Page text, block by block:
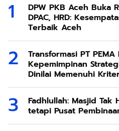
DPW PKB Aceh Buka
DPAC, HRD:
Terbaik Aceh
Transformasi PT
Kepemimpinan
Dinilai Memenuhi
Fadhlullah: Masjid Tak
tetapi Pusat